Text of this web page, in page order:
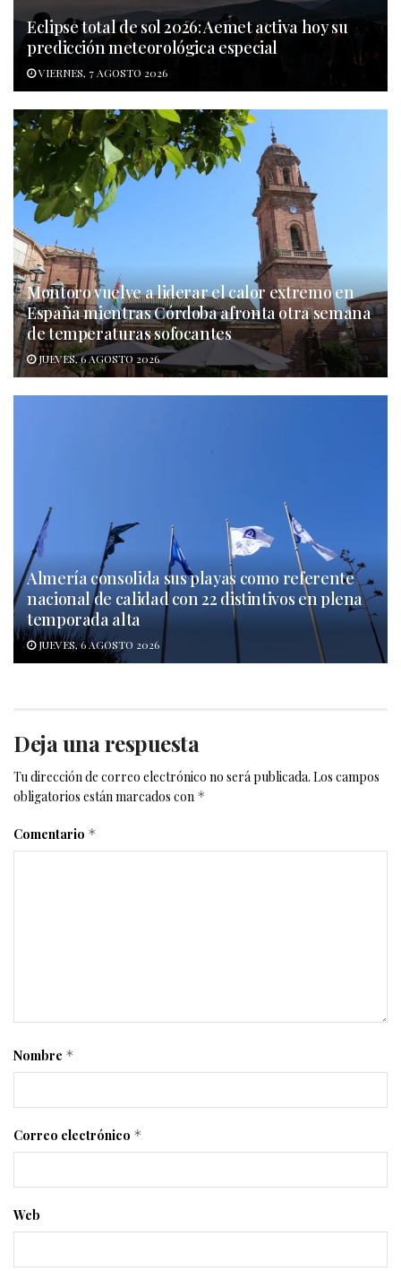
Eclipse total de sol 2026: Aemet activa hoy su
predicción meteorológica especial
VIERNES, 7 AGOSTO 2026
Montoro vuelve a liderar el calor extremo en
España mientras Córdoba afronta otra semana
de temperaturas sofocantes
JUEVES, 6 AGOSTO 2026
Almería consolida sus playas como referente
nacional de calidad con 22 distintivos en plena
temporada alta
JUEVES, 6 AGOSTO 2026
Deja una respuesta
Tu dirección de correo electrónico no será publicada. Los campos
obligatorios están marcados con *
Comentario *
Nombre *
Correo electrónico *
Web